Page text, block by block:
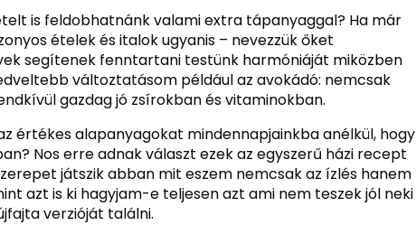
is feldobhatnánk valami extra tápanyaggal? Ha már
ételek és italok ugyanis – nevezzük őket
segítenek fenntartani testünk harmóniáját miközben
változtatásom például az avokádó: nemcsak
gazdag jó zsírokban és vitaminokban.
értékes alapanyagokat mindennapjainkba anélkül, hogy
Nos erre adnak választ ezek az egyszerű házi recept
játszik abban mit eszem nemcsak az ízlés hanem
azt is ki hagyjam-e teljesen azt ami nem teszek jól neki
verzióját találni.